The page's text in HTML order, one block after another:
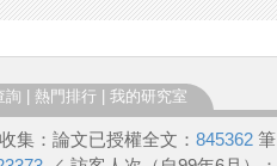
詢 熱門排行 我的研究室
集：論文已授權全文： 845362